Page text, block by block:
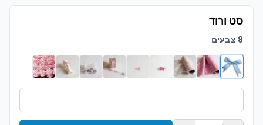
סט ורוד
8 צבעים